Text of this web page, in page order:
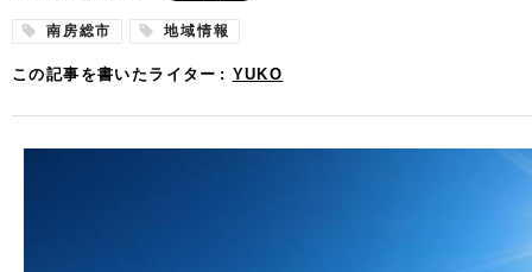
南房総市 地域情報
この記事を書いたライター YUKO